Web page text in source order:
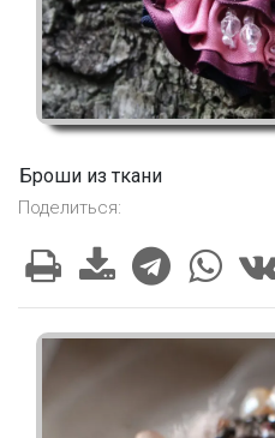
Броши из ткани
Поделиться: